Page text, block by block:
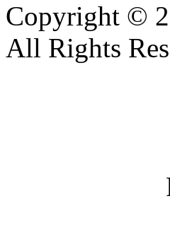
Copyright ©
All Rights